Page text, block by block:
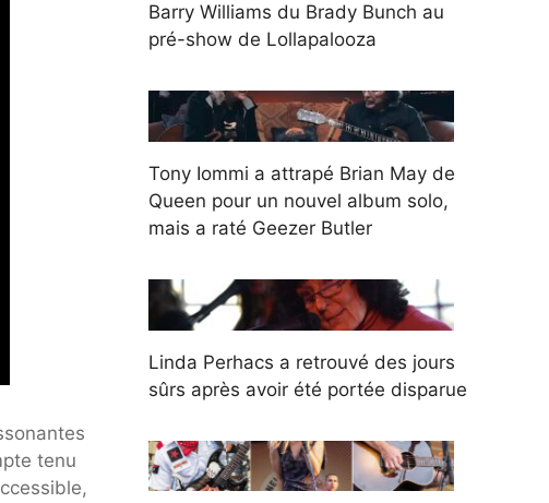
tenu
Barry Williams du Brady Bunch au
pré-show de Lollapalooza
Tony Iommi a attrapé Brian May de
Queen pour un nouvel album solo,
mais a raté Geezer Butler
Linda Perhacs a retrouvé des jours
sûrs après avoir été portée disparue